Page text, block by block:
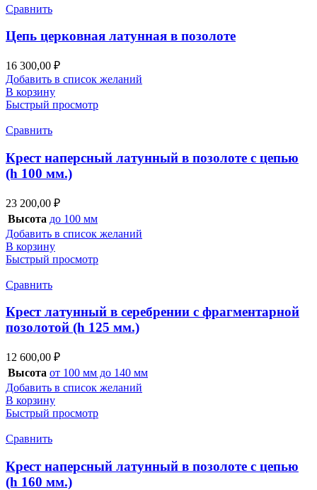
Сравнить
Цепь церковная латунная в позолоте
16 300,00 ₽
Добавить в список желаний
В корзину
Быстрый просмотр
Сравнить
Крест наперсный латунный в позолоте с цепью
(h 100 мм.)
23 200,00 ₽
Высота до 100 мм
Добавить в список желаний
В корзину
Быстрый просмотр
Сравнить
Крест латунный в серебрении с фрагментарной
позолотой (h 125 мм.)
12 600,00 ₽
Высота от 100 мм до 140 мм
Добавить в список желаний
В корзину
Быстрый просмотр
Сравнить
Крест наперсный латунный в позолоте с цепью
(h 160 мм.)